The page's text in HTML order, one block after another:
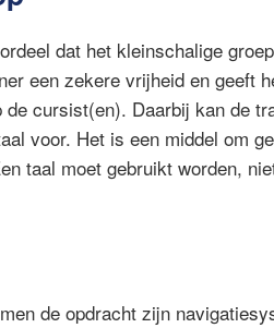
dat het kleinschalige
een zekere vrijheid en geeft
cursist(en). Daarbij kan de
voor. Het is een middel om
taal moet gebruikt worden,
de opdracht zijn